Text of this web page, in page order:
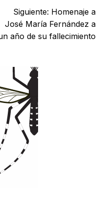
Siguiente: Homenaje a
José María Fernández a
año de su fallecimiento